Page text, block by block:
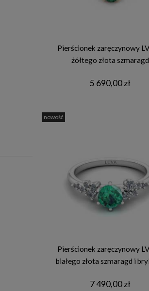
Pierścionek zaręczynowy
żółtego złota szmaragd
5 690,00 zł
Pierścionek zaręczynowy
białego złota szmaragd i
7 490,00 zł
nowość